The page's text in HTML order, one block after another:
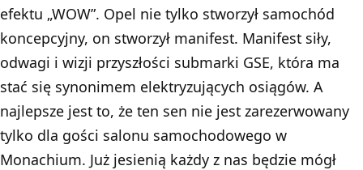
efektu „WOW”. Opel nie tylko stworzył samochód
koncepcyjny, on stworzył manifest. Manifest siły,
odwagi i wizji przyszłości submarki GSE, która ma
stać się synonimem elektryzujących osiągów. A
najlepsze jest to, że ten sen nie jest zarezerwowany
tylko dla gości salonu samochodowego w
Monachium. Już jesienią każdy z nas będzie mógł